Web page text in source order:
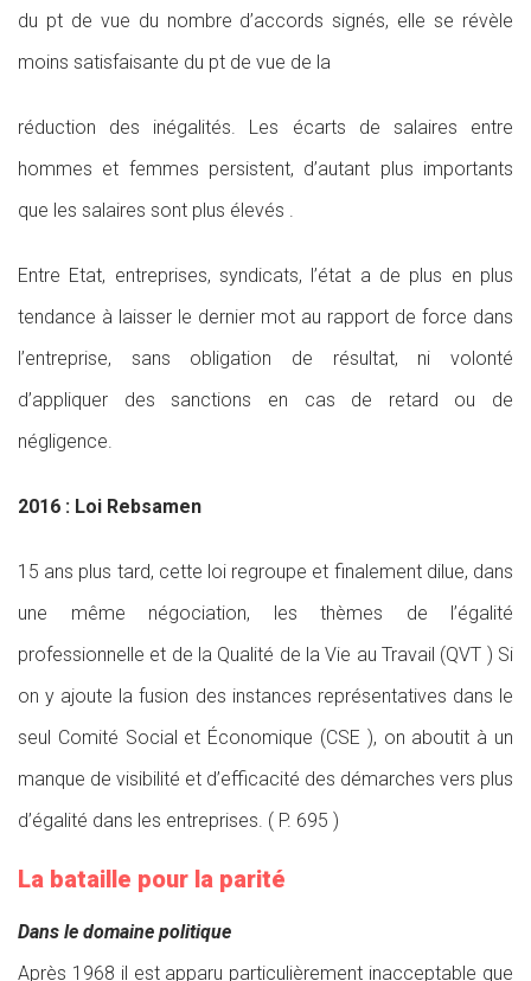
du pt de vue du nombre d’accords signés, elle se révèle
moins satisfaisante du pt de vue de la
réduction des inégalités. Les écarts de salaires entre
hommes et femmes persistent, d’autant plus importants
que les salaires sont plus élevés .
Entre Etat, entreprises, syndicats, l’état a de plus en plus
tendance à laisser le dernier mot au rapport de force dans
l’entreprise, sans obligation de résultat, ni volonté
d’appliquer des sanctions en cas de retard ou de
négligence.
2016 : Loi Rebsamen
15 ans plus tard, cette loi regroupe et finalement dilue, dans
une même négociation, les thèmes de l’égalité
professionnelle et de la Qualité de la Vie au Travail (QVT ) Si
on y ajoute la fusion des instances représentatives dans le
seul Comité Social et Économique (CSE ), on aboutit à un
manque de visibilité et d’efficacité des démarches vers plus
d’égalité dans les entreprises. ( P. 695 )
La bataille pour la parité
Dans le domaine politique
Après 1968 il est apparu particulièrement inacceptable que